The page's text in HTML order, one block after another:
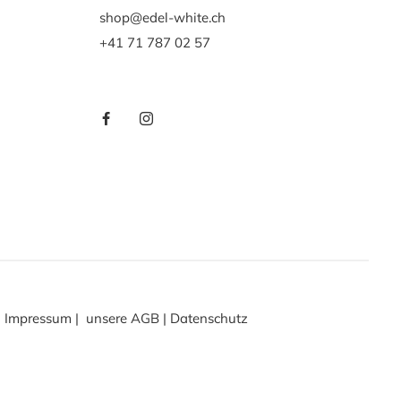
shop@edel-white.ch
+41 71 787 02 57
Impressum | unsere AGB | Datenschutz